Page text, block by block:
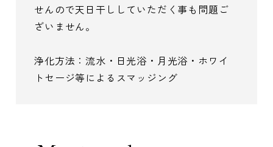
せんので天日干ししていただく事も問題ご
ざいません。
浄化方法：流水・日光浴・月光浴・ホワイ
トセージ等によるスマッジング